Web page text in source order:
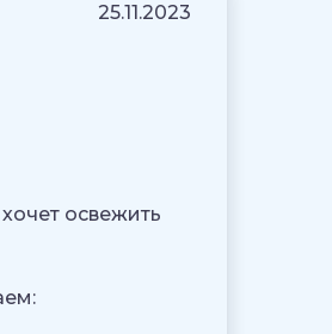
25.11.2023
освежить